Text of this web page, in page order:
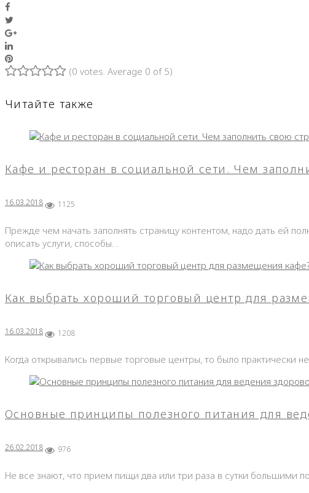
Google+
LinkedIn
Pinterest
(0 votes . Average 0 of 5)
Читайте также
Кафе и ресторан в социальной сети. Чем
16.03.2018 1125
Прежде чем начать заполнять страницу контентом, надо дать ей
описать услуги, способы…
Как выбрать хороший торговый центр для
16.03.2018 1208
Когда открывались первые торговые центры, то было
Основные принципы полезного питания для
26.02.2018 976
Не все знают, что прием пищи два или три раза в сутки большими